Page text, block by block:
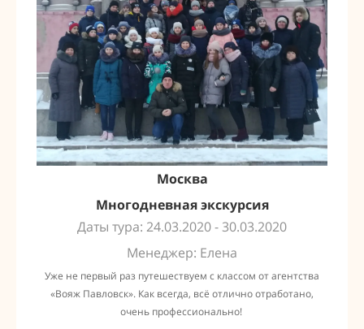
Москва
Многодневная экскурсия
Даты тура: 24.03.2020 - 30.03.2020
Менеджер: Елена
Уже не первый раз путешествуем с классом от агентства
«Вояж Павловск». Как всегда, всё отлично отработано,
очень профессионально!